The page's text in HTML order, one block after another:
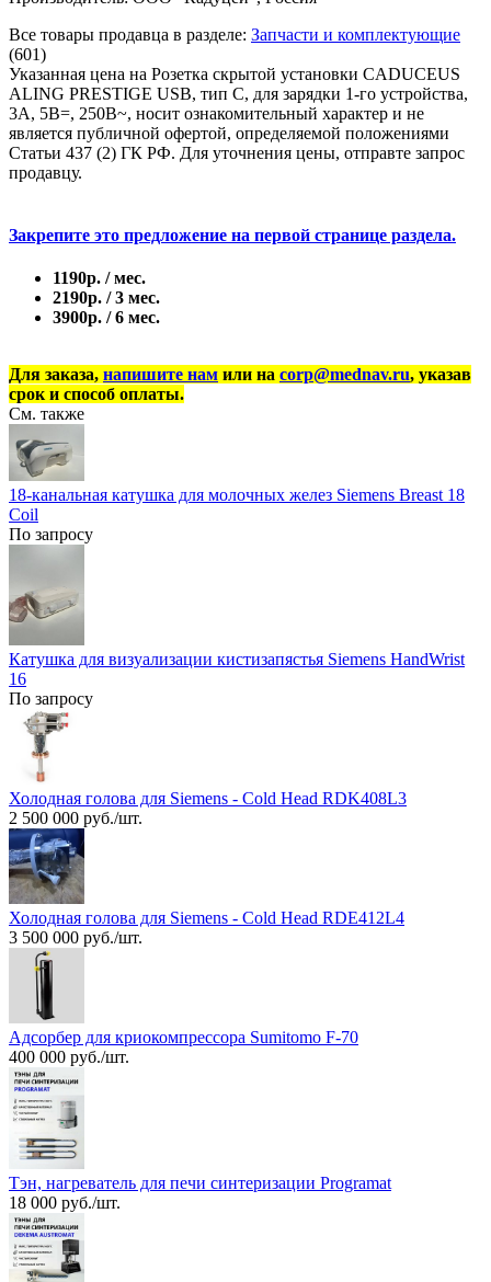
Все товары продавца в разделе: Запчасти и комплектующие
(601)
Указанная цена на Розетка скрытой установки CADUCEUS
ALING PRESTIGE USB, тип С, для зарядки 1-го устройства,
3А, 5В=, 250В~, носит ознакомительный характер и не
является публичной офертой, определяемой положениями
Статьи 437 (2) ГК РФ. Для уточнения цены, отправте запрос
продавцу.
Закрепите это предложение на первой странице раздела.
1190р. / мес.
2190р. / 3 мес.
3900р. / 6 мес.
Для заказа, напишите нам или на corp@mednav.ru, указав
срок и способ оплаты.
См. также
18-канальная катушка для молочных желез Siemens Breast 18
Coil
По запросу
Катушка для визуализации кистизапястья Siemens HandWrist
16
По запросу
Холодная голова для Siemens - Cold Head RDK408L3
2 500 000 руб./шт.
Холодная голова для Siemens - Cold Head RDE412L4
3 500 000 руб./шт.
Адсорбер для криокомпрессора Sumitomo F-70
400 000 руб./шт.
Тэн, нагреватель для печи синтеризации Programat
18 000 руб./шт.